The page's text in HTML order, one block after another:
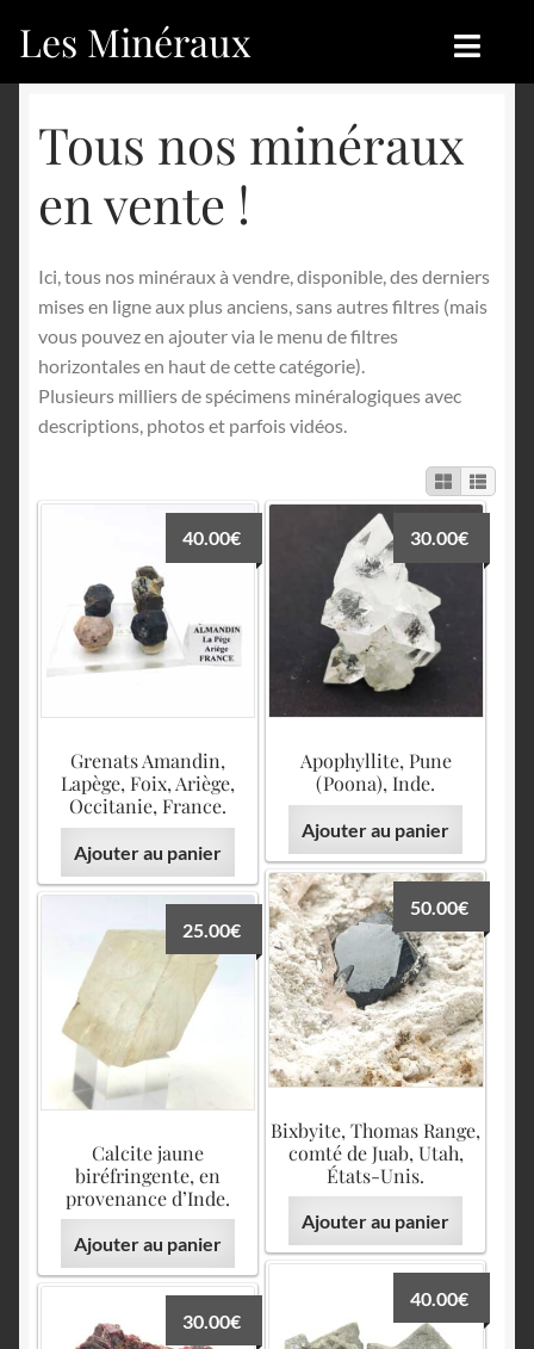
Aller
à
Aller
au
Les Minéraux
Catégories
Nouveautés
Achat
Mon compte
Boutique
Nouveautés
Blog
Achat
Tous nos minéraux
en vente !
Ici, tous nos minéraux à vendre, disponible, des derniers
mises en ligne aux plus anciens, sans autres filtres (mais
vous pouvez en ajouter via le menu de filtres
horizontales en haut de cette catégorie).
Plusieurs milliers de spécimens minéralogiques avec
descriptions, photos et parfois vidéos.
Grenats Amandin,
Lapège, Foix, Ariège,
Occitanie, France.
40.00€
Ajouter au panier
Apophyllite, Pune
(Poona), Inde.
30.00€
Ajouter au panier
Bixbyite, Thomas Range,
comté de Juab, Utah,
États-Unis.
50.00€
Ajouter au panier
Calcite jaune
biréfringente, en
provenance d’Inde.
25.00€
Ajouter au panier
40.00€
30.00€